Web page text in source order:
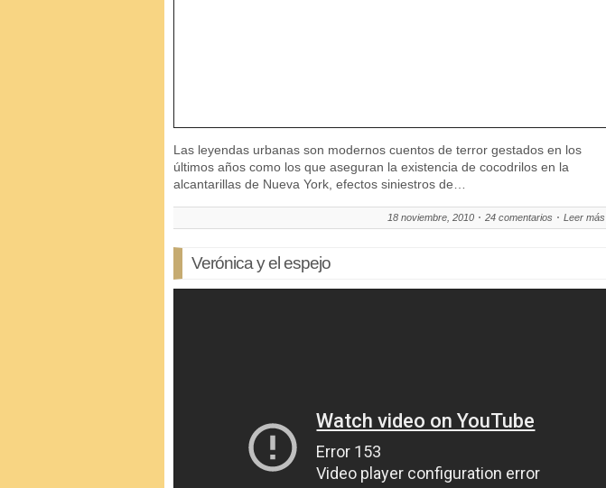
Las leyendas urbanas son modernos cuentos de terror gestados en los
últimos años como los que aseguran la existencia de cocodrilos en la
alcantarillas de Nueva York, efectos siniestros de…
18 noviembre, 2010 24 comentarios Leer más
Verónica y el espejo